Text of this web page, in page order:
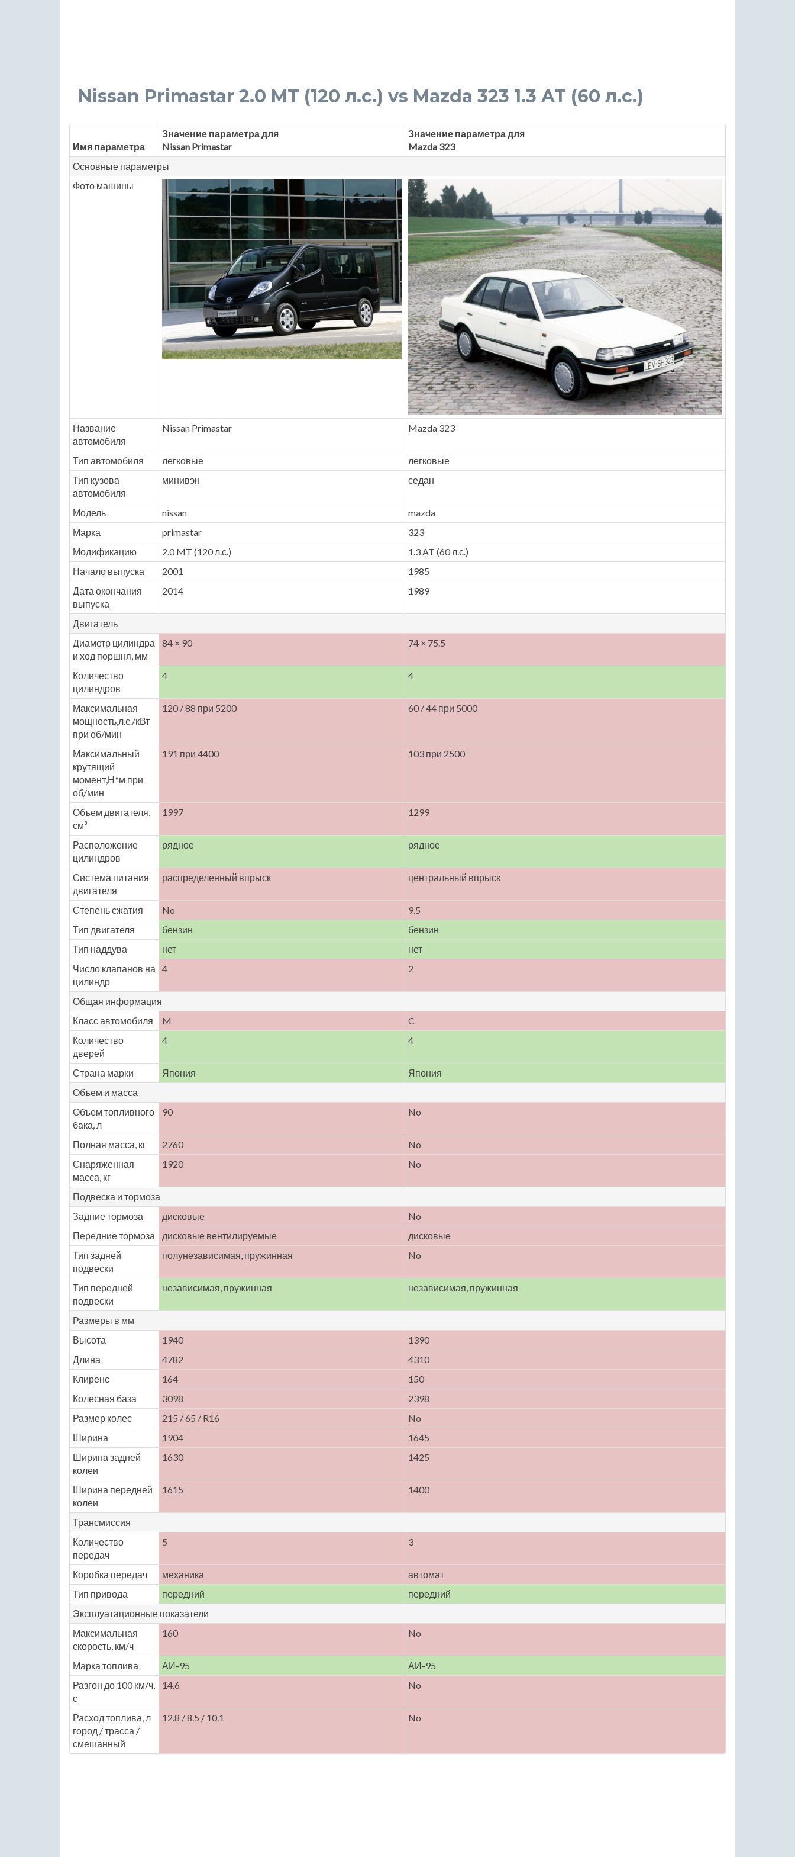
Nissan Primastar 2.0 MT (120 л.с.) vs Mazda 323 1.3 AT (60 л.с.)
Имя параметра
Значение параметра для
Nissan Primastar
Значение параметра для
Mazda 323
Основные параметры
Фото машины
Название
автомобиля
Nissan Primastar Mazda 323
Тип автомобиля легковые
легковые
Тип кузова
автомобиля
минивэн седан
Модель nissan
mazda
Марка
primastar
323
Модификацию
2.0 MT (120 л.с.)
1.3 AT (60 л.с.)
Начало выпуска
2001
1985
Дата окончания
выпуска
2014 1989
Двигатель
Диаметр цилиндра
и ход поршня, мм
84 × 90 74 × 75.5
Количество
цилиндров
4 4
Максимальная
мощность,л.с./кВт
при об/мин
120 / 88 при 5200 60 / 44 при 5000
Максимальный
крутящий
момент,Н*м при
об/мин
191 при 4400 103 при 2500
Объем двигателя,
см³
1997 1299
Расположение
цилиндров
рядное рядное
Система питания
двигателя
распределенный впрыск центральный впрыск
Степень сжатия No
9.5
Тип двигателя
бензин
бензин
Тип наддува
нет
нет
Число клапанов на
цилиндр
4 2
Общая информация
Класс автомобиля
M
C
Количество
дверей
4 4
Страна марки Япония
Япония
Объем и масса
Объем топливного
бака, л
90 No
Полная масса, кг 2760
No
Снаряженная
масса, кг
1920 No
Подвеска и тормоза
Задние тормоза
дисковые
No
Передние тормоза
дисковые вентилируемые
дисковые
Тип задней
подвески
полунезависимая, пружинная No
Тип передней
подвески
независимая, пружинная независимая, пружинная
Размеры в мм
Высота
1940
1390
Длина
4782
4310
Клиренс
164
150
Колесная база
3098
2398
Размер колес
215 / 65 / R16
No
Ширина
1904
1645
Ширина задней
колеи
1630 1425
Ширина передней
колеи
1615 1400
Трансмиссия
Количество
передач
5 3
Коробка передач механика
автомат
Тип привода
передний
передний
Эксплуатационные показатели
Максимальная
скорость, км/ч
160 No
Марка топлива АИ-95
АИ-95
Разгон до 100 км/ч,
с
14.6 No
Расход топлива, л
город / трасса /
смешанный
12.8 / 8.5 / 10.1 No